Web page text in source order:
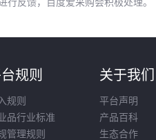
先用管路清洁刷
去
刷
能避免尼龙刷毛
预紧环节更需要克制
而非靠螺纹咬合。建
手动旋入至阻力明
用扭力扳手旋转1/4
反馈，百度爱采购会积极处理。
规则
规则
品行业标准
管理规则
关于我们
平台声明
产品百科
生态合作